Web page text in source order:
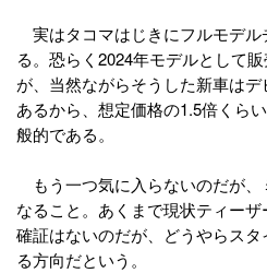
実はタコマはじきにフルモデル
る。恐らく2024年モデルとして販
が、当然ながらそうした新車は
あるから、想定価格の1.5倍くら
般的である。
もう一つ気に入らないのだが、
なること。あくまで現状ティー
確証はないのだが、どうやらス
る方向だという。